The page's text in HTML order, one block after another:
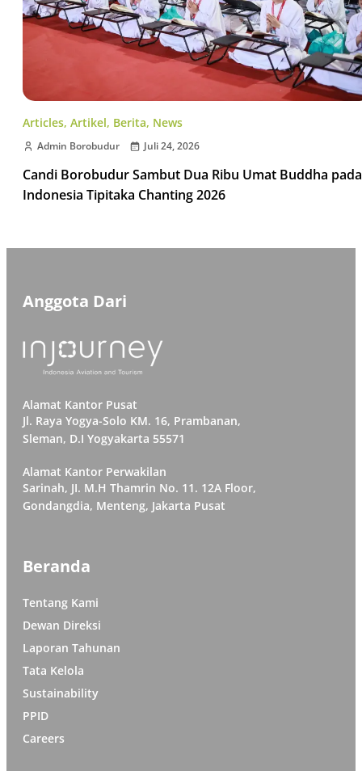
Articles, Artikel, Berita, News
Admin Borobudur Juli 24, 2026
Candi Borobudur Sambut Dua Ribu Umat Buddha pada
Indonesia Tipitaka Chanting 2026
Anggota Dari
Alamat Kantor Pusat
Jl. Raya Yogya-Solo KM. 16, Prambanan,
Sleman, D.I Yogyakarta 55571
Alamat Kantor Perwakilan
Sarinah, JI. M.H Thamrin No. 11. 12A Floor,
Gondangdia, Menteng, Jakarta Pusat
Beranda
Tentang Kami
Dewan Direksi
Laporan Tahunan
Tata Kelola
Sustainability
PPID
Careers